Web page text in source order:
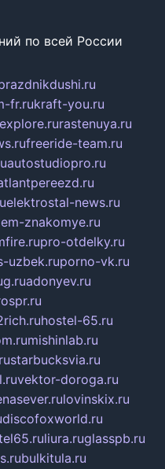
по всей России
fr.rukraft-you.ru
rastenuya.ru
freeride-team.ru
autostudiopro.ru
elektrostal-news.ru
znakomye.ru
pro-otdelky.ru
uzbek.ruporno-vk.ru
adonyev.ru
hostel-65.ru
mishinlab.ru
starbucksvia.ru
vektor-doroga.ru
lovinskix.ru
discofoxworld.ru
liura.ruglasspb.ru
bulkitula.ru